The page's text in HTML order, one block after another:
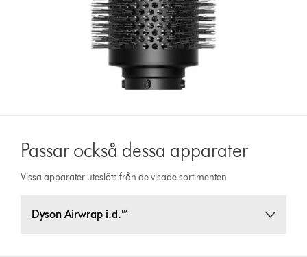
Passar också dessa apparater
Vissa apparater uteslöts från de visade sortimenten
Dyson Airwrap i.d.™